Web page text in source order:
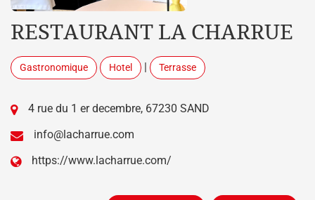
RESTAURANT LA CHARRUE
Gastronomique Hotel Terrasse
4 rue du 1 er decembre, 67230 SAND
info@lacharrue.com
https://www.lacharrue.com/